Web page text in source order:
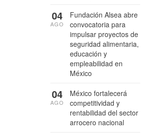
Fundación Alsea abre
convocatoria para
impulsar proyectos de
seguridad alimentaria,
educación y
empleabilidad en
México
04
AGO
México fortalecerá
competitividad y
rentabilidad del sector
arrocero nacional
04
AGO